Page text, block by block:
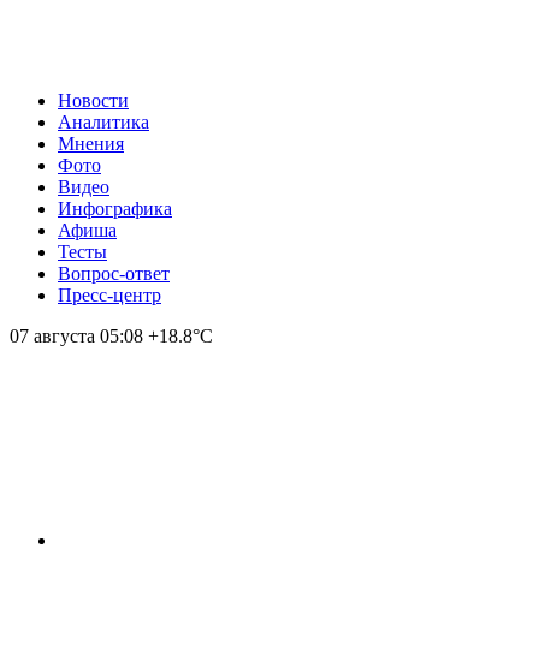
Новости
Аналитика
Мнения
Фото
Видео
Инфографика
Афиша
Тесты
Вопрос-ответ
Пресс-центр
07 августа 05:08 +18.8°С